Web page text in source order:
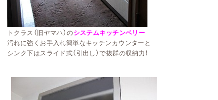
トクラス（旧ヤマハ）のシステムキッチンベリー
汚れに強くお手入れ簡単なキッチンカウンターと
シンク下はスライド式（引出し）で抜群の収納力！